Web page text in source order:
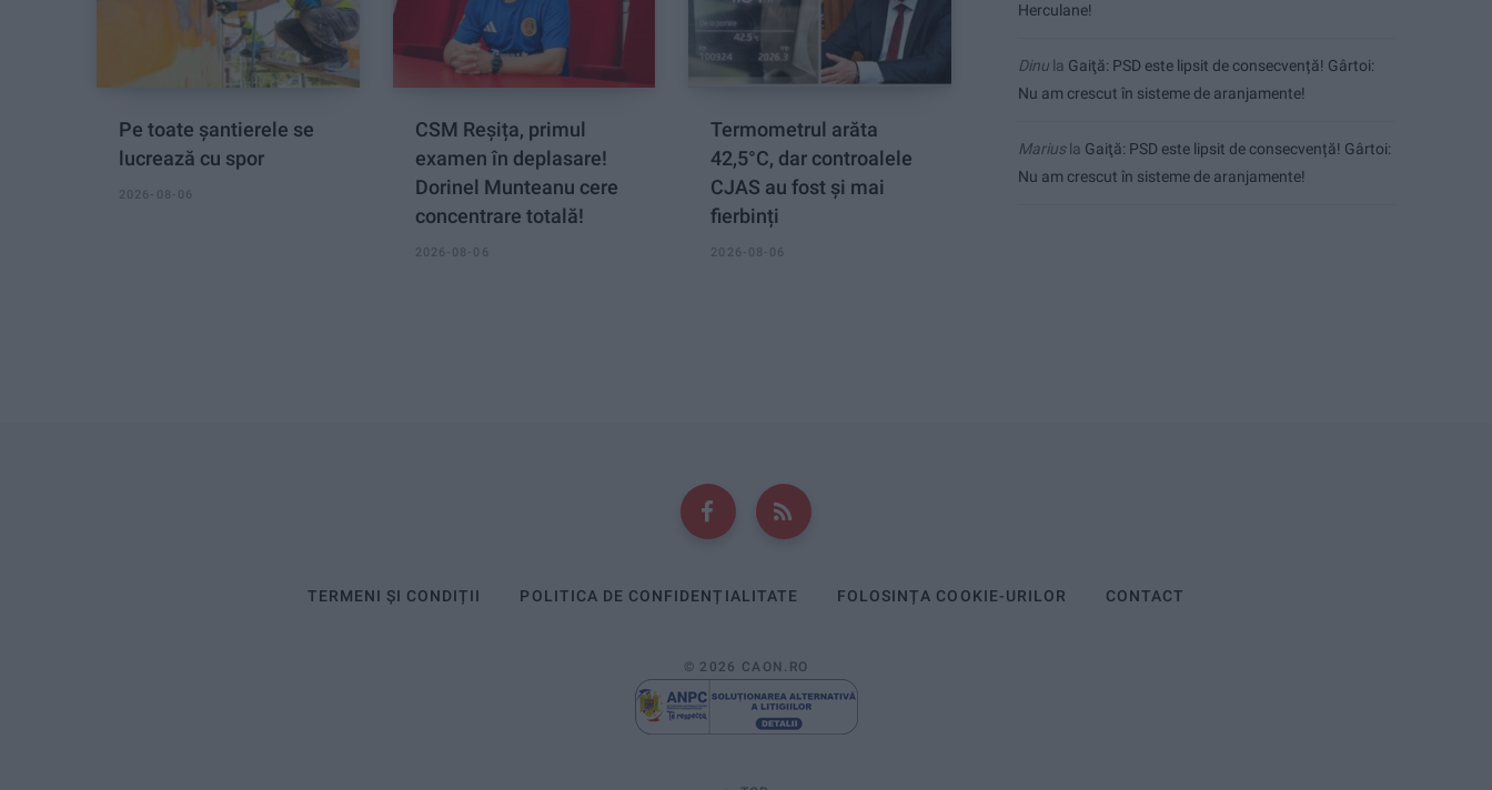
Pe toate șantierele se
lucrează cu spor
2026-08-06
CSM Reșița, primul
examen în deplasare!
Dorinel Munteanu cere
concentrare totală!
2026-08-06
Termometrul arăta
42,5°C, dar controalele
CJAS au fost și mai
fierbinți
2026-08-06
Herculane!
Dinu la Gaiţă: PSD este lipsit de consecvență! Gârtoi:
Nu am crescut în sisteme de aranjamente!
Mariusla Gaiţă: PSD este lipsit de consecvență! Gârtoi:
Nu am crescut în sisteme de aranjamente!
TERMENI ȘI CONDIȚII POLITICA DE CONFIDENȚIALITATE FOLOSINȚA COOKIE-URILOR CONTACT
© 2026 CAON.RO